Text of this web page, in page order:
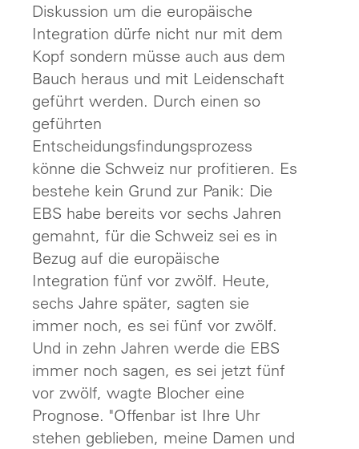
Diskussion um die europäische
Integration dürfe nicht nur mit dem
Kopf sondern müsse auch aus dem
Bauch heraus und mit Leidenschaft
geführt werden. Durch einen so
geführten
Entscheidungsfindungsprozess
könne die Schweiz nur profitieren. Es
bestehe kein Grund zur Panik: Die
EBS habe bereits vor sechs Jahren
gemahnt, für die Schweiz sei es in
Bezug auf die europäische
Integration fünf vor zwölf. Heute,
sechs Jahre später, sagten sie
immer noch, es sei fünf vor zwölf.
Und in zehn Jahren werde die EBS
immer noch sagen, es sei jetzt fünf
vor zwölf, wagte Blocher eine
Prognose. "Offenbar ist Ihre Uhr
stehen geblieben, meine Damen und